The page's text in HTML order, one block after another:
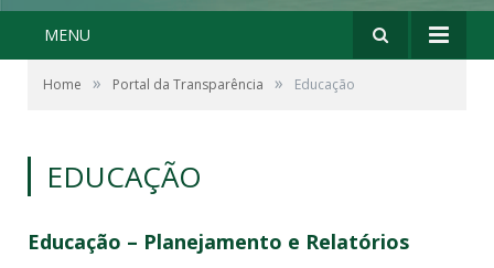
MENU
Home » Portal da Transparência » Educação
EDUCAÇÃO
Educação – Planejamento e Relatórios